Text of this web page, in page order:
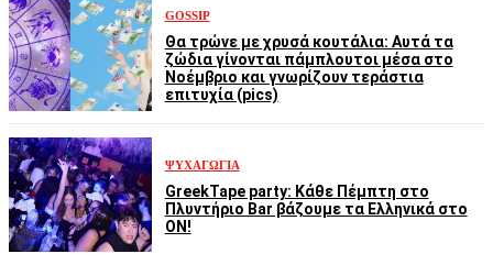
GOSSIP
Θα τρώνε με χρυσά κουτάλια: Αυτά τα
ζώδια γίνονται πάμπλουτοι μέσα στο
Νοέμβριο και γνωρίζουν τεράστια
επιτυχία (pics)
ΨΥΧΑΓΩΓΊΑ
GreekTape party: Κάθε Πέμπτη στο
Πλυντήριο Bar βάζουμε τα Ελληνικά στο
ON!